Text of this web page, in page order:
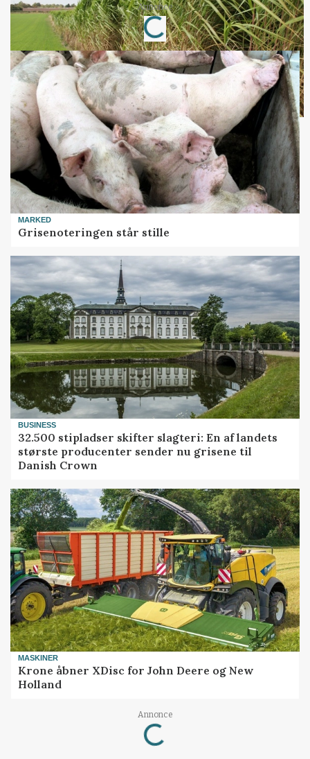
Annonce
Loading...
MARKED
Grisenoteringen står stille
BUSINESS
32.500 stipladser skifter slagteri: En af landets
største producenter sender nu grisene til
Danish Crown
MASKINER
Krone åbner XDisc for John Deere og New
Holland
Annonce
Loading...